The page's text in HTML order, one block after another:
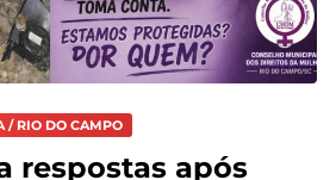
/ RIO DO CAMPO
respostas após